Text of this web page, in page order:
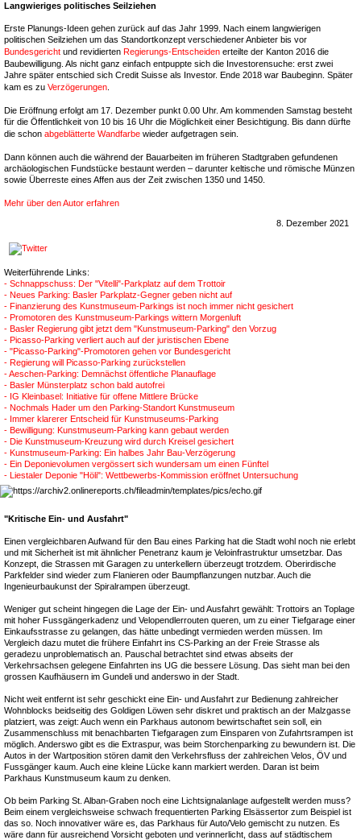
Langwieriges politisches Seilziehen
Erste Planungs-Ideen gehen zurück auf das Jahr 1999. Nach einem langwierigen
politischen Seilziehen um das Standortkonzept verschiedener Anbieter bis vor
Bundesgericht und revidierten Regierungs-Entscheiden erteilte der Kanton 2016 die
Baubewilligung. Als nicht ganz einfach entpuppte sich die Investorensuche: erst zwei
Jahre später entschied sich Credit Suisse als Investor. Ende 2018 war Baubeginn. Später
kam es zu Verzögerungen
Die Eröffnung erfolgt am 17. Dezember punkt 0.00 Uhr. Am kommenden Samstag besteht
für die Öffentlichkeit von 10 bis 16 Uhr die Möglichkeit einer Besichtigung. Bis dann dürfte
die schon abgeblätterte Wandfarbe wieder aufgetragen sein.
Dann können auch die während der Bauarbeiten im früheren Stadtgraben gefundenen
archäologischen Fundstücke bestaunt werden – darunter keltische und römische Münzen
sowie Überreste eines Affen aus der Zeit zwischen 1350 und 1450.
Mehr über den Autor erfahren
8. Dezember 2021
Weiterführende Links:
- Schnappschuss: Der "Vitelli"-Parkplatz auf dem Trottoir
- Neues Parking: Basler Parkplatz-Gegner geben nicht auf
- Finanzierung des Kunstmuseum-Parkings ist noch immer nicht gesichert
- Promotoren des Kunstmuseum-Parkings wittern Morgenluft
- Basler Regierung gibt jetzt dem "Kunstmuseum-Parking" den Vorzug
- Picasso-Parking verliert auch auf der juristischen Ebene
- "Picasso-Parking"-Promotoren gehen vor Bundesgericht
- Regierung will Picasso-Parking zurückstellen
- Aeschen-Parking: Demnächst öffentliche Planauflage
- Basler Münsterplatz schon bald autofrei
- IG Kleinbasel: Initiative für offene Mittlere Brücke
- Nochmals Hader um den Parking-Standort Kunstmuseum
- Immer klarerer Entscheid für Kunstmuseums-Parking
- Bewilligung: Kunstmuseum-Parking kann gebaut werden
- Die Kunstmuseum-Kreuzung wird durch Kreisel gesichert
- Kunstmuseum-Parking: Ein halbes Jahr Bau-Verzögerung
- Ein Deponievolumen vergössert sich wundersam um einen Fünftel
- Liestaler Deponie "Höli": Wettbewerbs-Kommission eröffnet Untersuchung
"Kritische Ein- und Ausfahrt"
Einen vergleichbaren Aufwand für den Bau eines Parking hat die Stadt wohl noch nie erlebt
und mit Sicherheit ist mit ähnlicher Penetranz kaum je Veloinfrastruktur umsetzbar. Das
Konzept, die Strassen mit Garagen zu unterkellern überzeugt trotzdem. Oberirdische
Parkfelder sind wieder zum Flanieren oder Baumpflanzungen nutzbar. Auch die
Ingenieurbaukunst der Spiralrampen überzeugt.
Weniger gut scheint hingegen die Lage der Ein- und Ausfahrt gewählt: Trottoirs an Toplage
mit hoher Fussgängerkadenz und Velopendlerrouten queren, um zu einer Tiefgarage einer
Einkaufsstrasse zu gelangen, das hätte unbedingt vermieden werden müssen. Im
Vergleich dazu mutet die frühere Einfahrt ins CS-Parking an der Freie Strasse als
geradezu unproblematisch an. Pauschal betrachtet sind etwas abseits der
Verkehrsachsen gelegene Einfahrten ins UG die bessere Lösung. Das sieht man bei den
grossen Kaufhäusern im Gundeli und anderswo in der Stadt.
Nicht weit entfernt ist sehr geschickt eine Ein- und Ausfahrt zur Bedienung zahlreicher
Wohnblocks beidseitig des Goldigen Löwen sehr diskret und praktisch an der Malzgasse
platziert, was zeigt: Auch wenn ein Parkhaus autonom bewirtschaftet sein soll, ein
Zusammenschluss mit benachbarten Tiefgaragen zum Einsparen von Zufahrtsrampen ist
möglich. Anderswo gibt es die Extraspur, was beim Storchenparking zu bewundern ist. Die
Autos in der Wartposition stören damit den Verkehrsfluss der zahlreichen Velos, ÖV und
Fussgänger kaum. Auch eine kleine Lücke kann markiert werden. Daran ist beim
Parkhaus Kunstmuseum kaum zu denken.
Ob beim Parking St. Alban-Graben noch eine Lichtsignalanlage aufgestellt werden muss?
Beim einem vergleichsweise schwach frequentierten Parking Elsässertor zum Beispiel ist
das so. Noch innovativer wäre es, das Parkhaus für Auto/Velo gemischt zu nutzen. Es
wäre dann für ausreichend Vorsicht geboten und verinnerlicht, dass auf städtischem